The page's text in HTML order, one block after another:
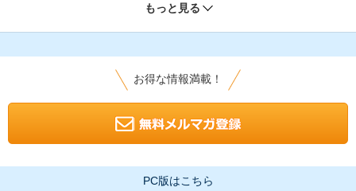
もっと見る
お得な情報満載！
PC版はこちら